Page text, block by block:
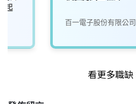
起
百一電子股份有限公司
看更多職缺